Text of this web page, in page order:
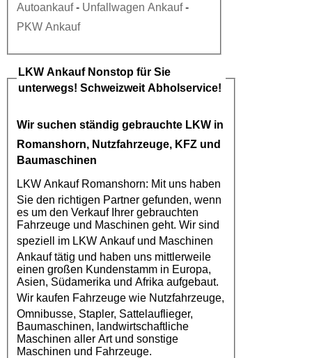
Autoankauf- Unfallwagen Ankauf-
PKW Ankauf
LKW AnkaufNonstop für Sie
unterwegs! Schweizweit Abholservice!
Wir suchen ständig gebrauchte LKW in
Romanshorn, Nutzfahrzeuge, KFZ und
Baumaschinen
LKW Ankauf Romanshorn: Mit uns haben
Sie den richtigen Partner gefunden, wenn
es um den Verkauf Ihrer gebrauchten
Fahrzeuge und Maschinen geht. Wir sind
speziell im LKW Ankaufund Maschinen
Ankauf tätig und haben uns mittlerweile
einen großen Kundenstamm in Europa,
Asien, Südamerika und Afrika aufgebaut.
Wir kaufen Fahrzeuge wie Nutzfahrzeuge,
Omnibusse, Stapler, Sattelauflieger,
Baumaschinen, landwirtschaftliche
Maschinen aller Art und sonstige
Maschinen und Fahrzeuge.